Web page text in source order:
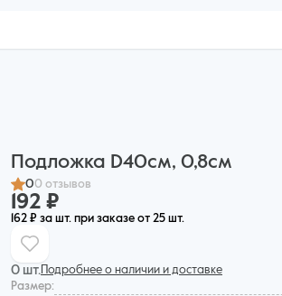
Подложка D40см, 0,8см
00 отзывов
192 ₽
162 ₽ за шт. при заказе от 25 шт.
0 шт. Подробнее о наличии и доставке
Размер: